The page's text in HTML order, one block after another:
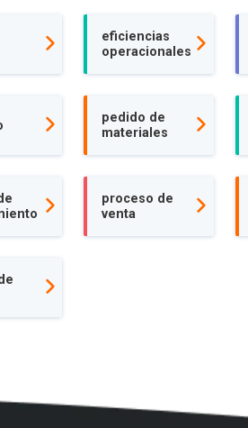
eficiencias
operacionales
pedido de
materiales
proceso de
venta